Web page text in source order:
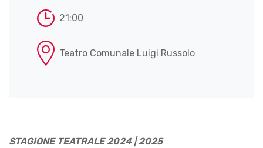
21:00
Teatro Comunale Luigi Russolo
STAGIONE TEATRALE 2024 | 2025